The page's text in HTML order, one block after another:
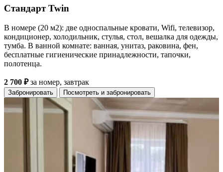
Стандарт Twin
В номере (20 м2): две односпальные кровати, Wifi, телевизор,
кондиционер, холодильник, стулья, стол, вешалка для одежды,
тумба. В ванной комнате: ванная, унитаз, раковина, фен,
бесплатные гигиенические принадлежности, тапочки,
полотенца.
2 700 ₽за номер, завтрак
Забронировать Посмотреть и забронировать